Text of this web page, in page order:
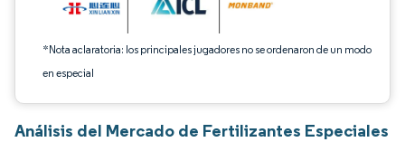
*Nota aclaratoria: los principales jugadores no se ordenaron de un modo
en especial
Análisis del Mercado de Fertilizantes Especiales